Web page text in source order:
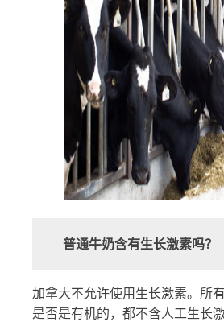
普通牛奶含有生长激素吗？
加拿大不允许使用生长激素。所
是否是有机的，都不含人工生长激